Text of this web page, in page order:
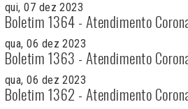
qui, 07 dez 2023
Boletim 1364 - Atendimento
qua, 06 dez 2023
Boletim 1363 - Atendimento
qua, 06 dez 2023
Boletim 1362 - Atendimento